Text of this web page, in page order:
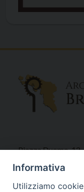
Piazza Duomo,
Tel 0831.521958
Fax 0831.528315
Informativa
Utilizziamo